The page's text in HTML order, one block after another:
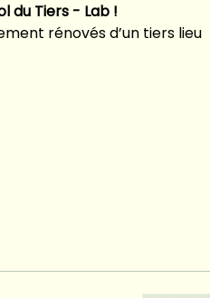
du Tiers - Lab !
rénovés d’un tiers lieu